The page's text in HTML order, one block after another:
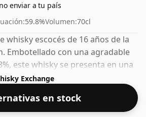
enviar a tu país
59.8%Volumen:70cl
whisky escocés de 16 años de la
Embotellado con una agradable
este whisky se presenta en una
Exchange
en stock